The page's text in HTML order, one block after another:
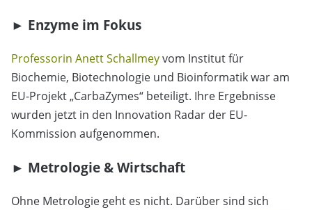
► Enzyme im Fokus
Professorin Anett Schallmeyvom Institut für
Biochemie, Biotechnologie und Bioinformatik war am
EU-Projekt „CarbaZymes“ beteiligt. Ihre Ergebnisse
wurden jetzt in den Innovation Radar der EU-
Kommission aufgenommen.
► Metrologie & Wirtschaft
Ohne Metrologie geht es nicht. Darüber sind sich